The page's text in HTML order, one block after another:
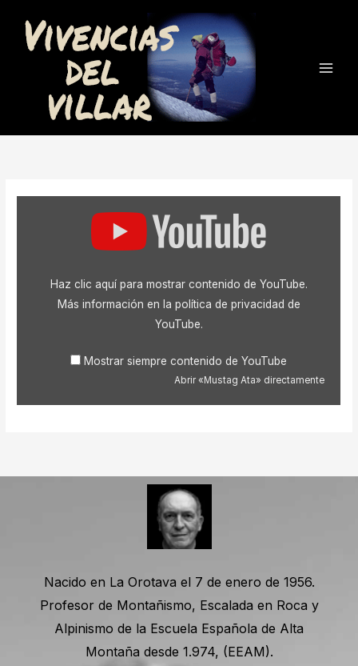
contenido
Mostrar
Haz clic aquí para mostrar contenido de YouTube.
Más información en la política de privacidad de
YouTube.
Mostrar siempre contenido de YouTube
Abrir «Mustag Ata» directamente
Nacido en La Orotava el 7 de enero de 1956.
Profesor de Montañismo, Escalada en Roca y
Alpinismo de la Escuela Española de Alta
Montaña desde 1.974, (EEAM).